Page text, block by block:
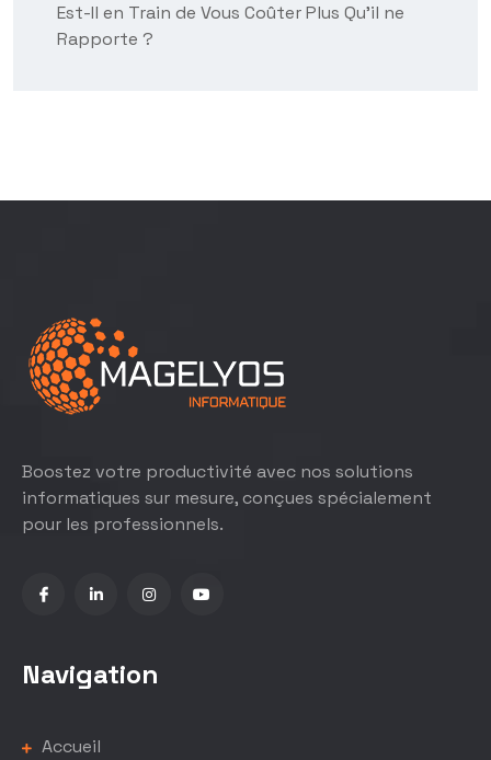
Est-Il en Train de Vous Coûter Plus Qu’il ne
Rapporte ?
Boostez votre productivité avec nos solutions
informatiques sur mesure, conçues spécialement
pour les professionnels.
Navigation
Accueil